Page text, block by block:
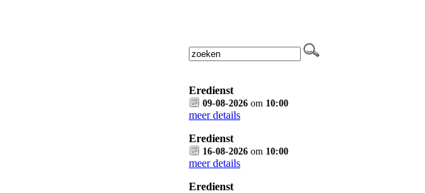
Eredienst
09-08-2026 om 10:00
meer details
Eredienst
16-08-2026 om 10:00
meer details
Eredienst